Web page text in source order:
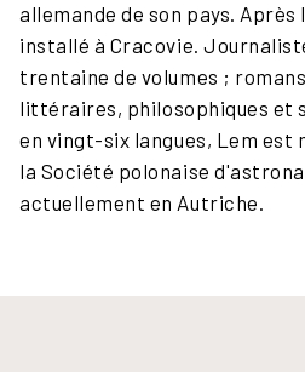
allemande de son pays. Après
installé à Cracovie.
trentaine de volumes ;
littéraires, philosophiques et
en vingt-six langues, Lem est
la Société polonaise
actuellement en Autriche.